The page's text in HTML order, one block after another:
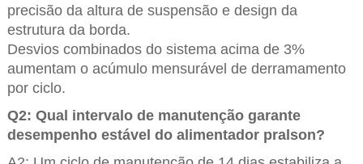
precisão da altura de suspensão e design da
estrutura da borda.
Desvios combinados do sistema acima de 3%
aumentam o acúmulo mensurável de derramamento
por ciclo.
Q2: Qual intervalo de manutenção garante
desempenho estável do alimentador pralson?